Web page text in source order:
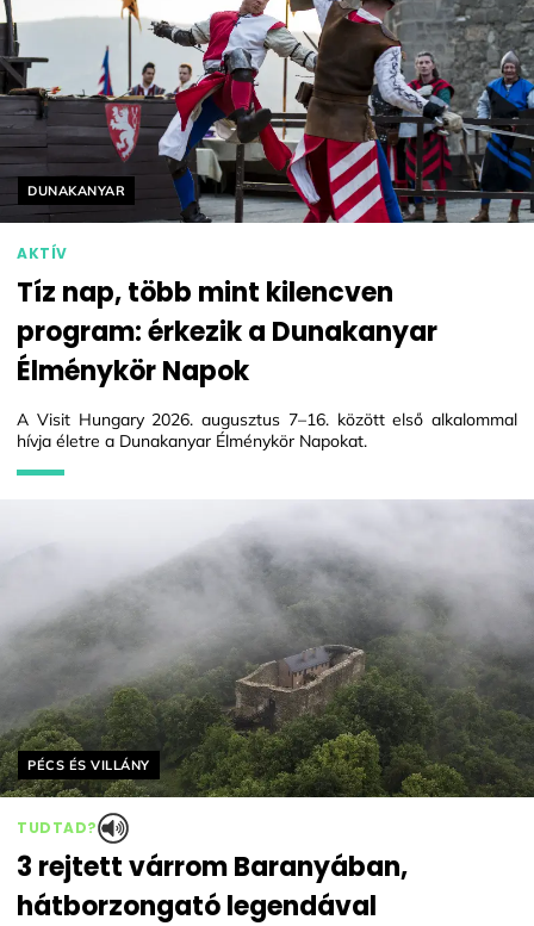
Helyszín címkék:
DUNAKANYAR
AKTÍV
Tíz nap, több mint kilencven
program: érkezik a Dunakanyar
Élménykör Napok
A Visit Hungary 2026. augusztus 7–16. között első alkalommal
hívja életre a Dunakanyar Élménykör Napokat.
Helyszín címkék:
PÉCS ÉS VILLÁNY
TUDTAD?
3 rejtett várrom Baranyában,
hátborzongató legendával